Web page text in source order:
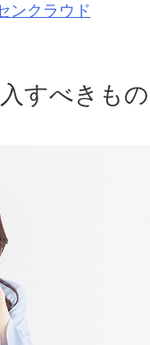
ンクラウド
すべきもの